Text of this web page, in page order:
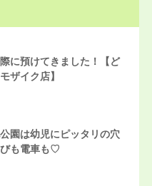
に預けてきました！【ど
ザイク店】
園は幼児にピッタリの穴
も電車も♡